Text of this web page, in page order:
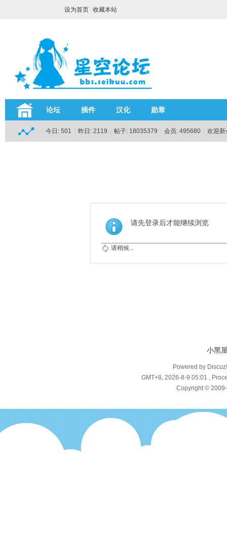
设为首页 收藏本站
论坛 插件 汉化 勋章
今日: 501 昨日: 2119 帖子: 18035379 会员: 495680 欢迎
请先登录后才能继续浏览
请稍候...
小黑
Powered by
GMT+8, 2026-8-9 05:01 ,
Copyright ©